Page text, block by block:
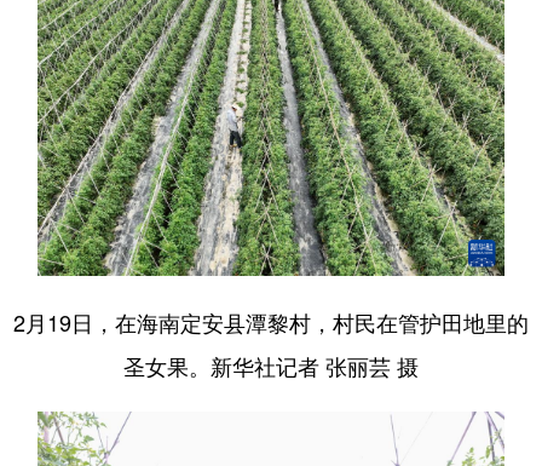
2月19日，在海南定安县潭黎村，村民在管护田地里的
圣女果。新华社记者 张丽芸 摄